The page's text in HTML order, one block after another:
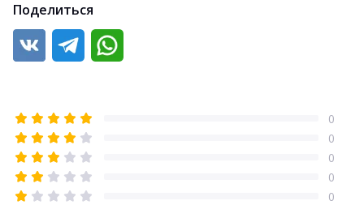
Поделиться
0
0
0
0
0